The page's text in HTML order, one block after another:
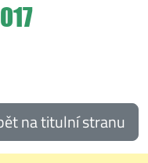
na titulní stranu